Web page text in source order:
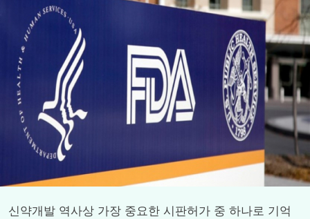
신약개발 역사상 가장 중요한 시판허가 중 하나로 기억